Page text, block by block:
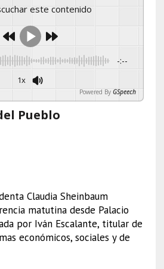
este contenido
-:--
1x
Powered By GSpeech
Pueblo
Claudia Sheinbaum
matutina desde Palacio
por Iván Escalante, titular de
económicos, sociales y de